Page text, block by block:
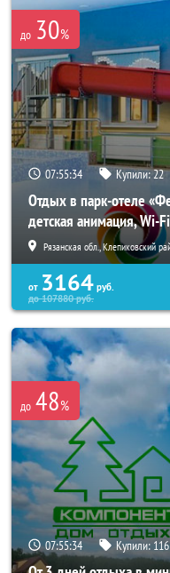
до 30%
07:55:32 Купили:22
Отдых в парк-отеле
детская анимация, Wi-Fi
Рязанская обл., Клепиковский
от 3164 руб.
до107880руб.
до 48%
07:55:32 Купили: 116